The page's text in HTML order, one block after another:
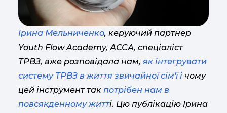
Ірина Мельниченко, керуючий партнер
Youth Flow Academy, АССА, спеціаліст
ТРВЗ, вже розповідала нам, як інтегрувати
систему ТРВЗ в життя звичайної сім'ї і чому
цей інструмент так потрібен нам в
повсякденному житті. Цю публікацію Ірина